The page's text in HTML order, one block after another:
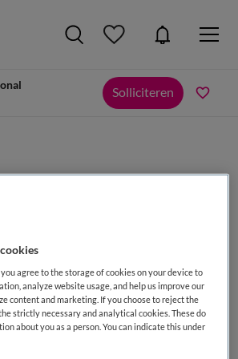
Solliciteren
flexibel
FUNCTIE
you agree to the storage of cookies on your device to
analyze website usage, and help us improve our
content and marketing. If you choose to reject the
strictly necessary and analytical cookies. These do
about you as a person. You can indicate this under